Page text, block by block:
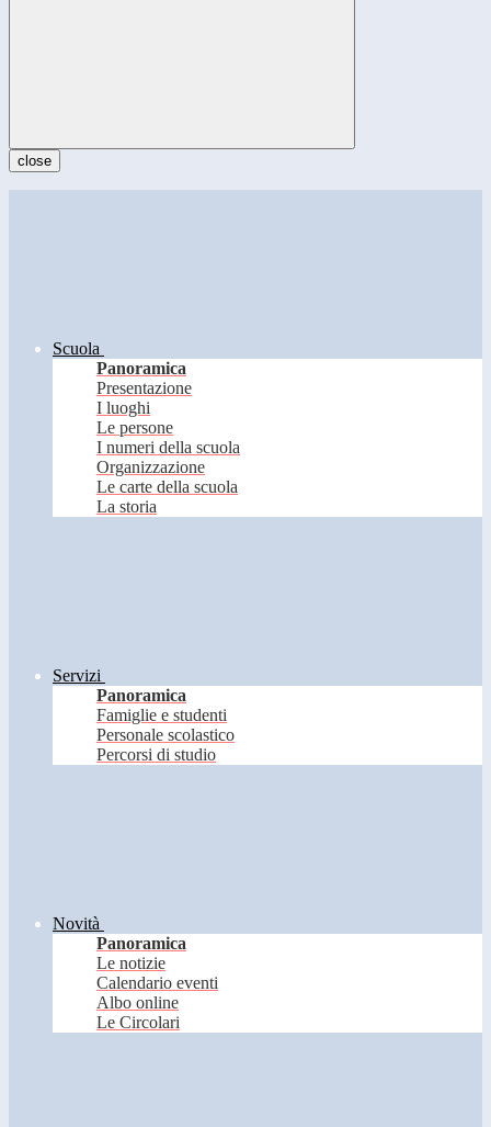
close
Scuola
Panoramica
Presentazione
I luoghi
Le persone
I numeri della scuola
Organizzazione
Le carte della scuola
La storia
Servizi
Panoramica
Famiglie e studenti
Personale scolastico
Percorsi di studio
Novità
Panoramica
Le notizie
Calendario eventi
Albo online
Le Circolari